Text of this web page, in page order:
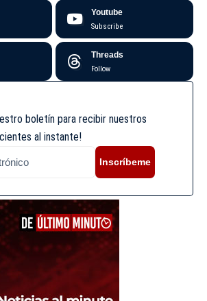
Youtube
Subscribe
Threads
Follow
boletín para recibir nuestros
al instante!
Inscríbeme